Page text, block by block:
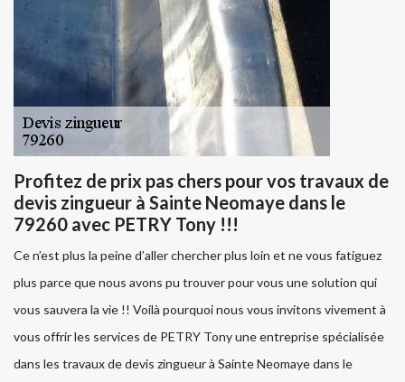
Profitez de prix pas chers pour vos travaux de
devis zingueur à Sainte Neomaye dans le
79260 avec PETRY Tony !!!
Ce n’est plus la peine d’aller chercher plus loin et ne vous fatiguez
plus parce que nous avons pu trouver pour vous une solution qui
vous sauvera la vie !! Voilà pourquoi nous vous invitons vivement à
vous offrir les services de PETRY Tony une entreprise spécialisée
dans les travaux de devis zingueur à Sainte Neomaye dans le